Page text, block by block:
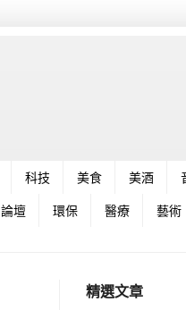
科技 美食 美酒
論壇 環保 醫療 藝術
精選文章